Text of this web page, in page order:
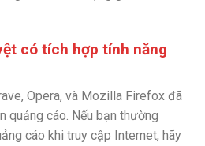
có tích hợp tính năng
Opera, và Mozilla Firefox đã
quảng cáo. Nếu bạn thường
cáo khi truy cập Internet, hãy